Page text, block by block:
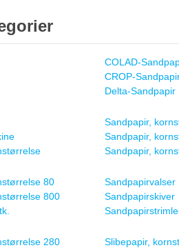
COLAD-
CROP-
Delta-Sandpapir
Sandpapir,
Sandpapir,
Sandpapir,
80
800
Sandpapirvalser
Sandpapirskiver
280
Slibepapir,